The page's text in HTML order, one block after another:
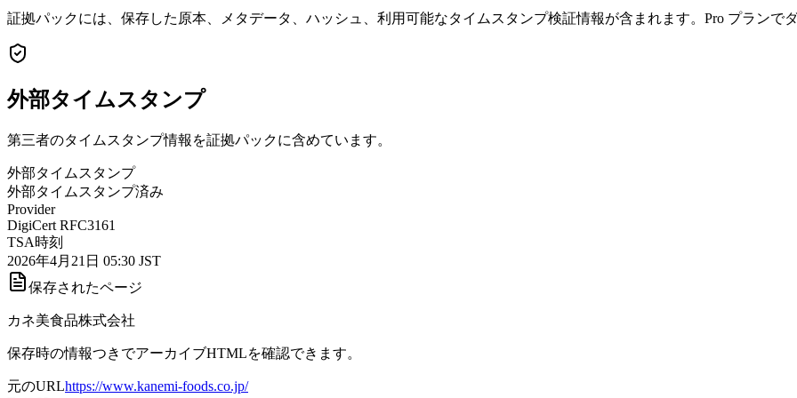
証拠パックには、保存した原本、メタデータ、ハッシュ、利用可能なタイムスタンプ検証情報が含まれます。Pro プランで
外部タイムスタンプ
第三者のタイムスタンプ情報を証拠パックに含めています。
外部タイムスタンプ
外部タイムスタンプ済み
Provider
DigiCert RFC3161
TSA時刻
2026年4月21日 05:30 JST
保存されたページ
カネ美食品株式会社
保存時の情報つきでアーカイブHTMLを確認できます。
元のURLhttps://www.kanemi-foods.co.jp/